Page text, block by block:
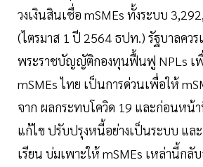
วงเงินสินเชื่อ mSMEs ทั้งระบบ
(ไตรมาส 1 ปี 2564 ธปท.) รัฐบาลควร
พระราชบัญญัติกองทุนฟื้นฟู NPLs เ
mSMEs ไทย เป็นการด่วนเพื่อให้
จาก ผลกระทบโควิด 19 และก่อนหน้
แก้ไข ปรับปรุงหนี้อย่างเป็นระบบ แล
เรียน บ่มเพาะให้ mSMEs เหล่านี้กลั